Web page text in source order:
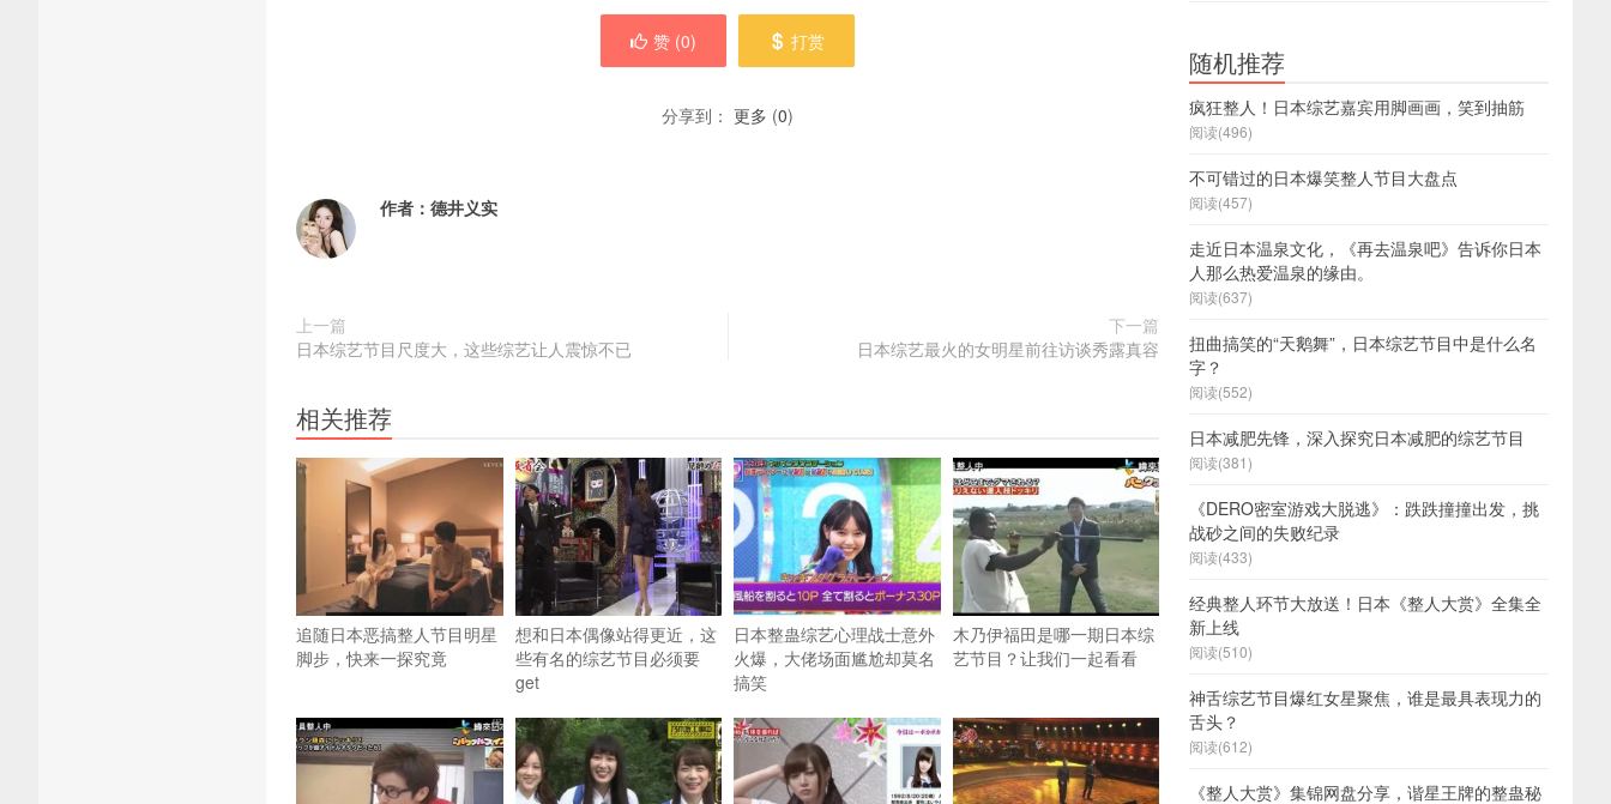
赞 (0) 打赏
分享到： 更多 (0)
作者： 德井义实
上一篇
日本综艺节目尺度大，这些综艺让人震惊不已
下一篇
日本综艺最火的女明星前往访谈秀露真容
相关推荐
追随日本恶搞整人节目明星
脚步，快来一探究竟
想和日本偶像站得更近，这
些有名的综艺节目必须要
get
日本整蛊综艺心理战士意外
火爆，大佬场面尴尬却莫名
搞笑
木乃伊福田是哪一期日本综
艺节目？让我们一起看看
随机推荐
疯狂整人！日本综艺嘉宾用脚画画，笑到抽筋
阅读(496)
不可错过的日本爆笑整人节目大盘点
阅读(457)
走近日本温泉文化，《再去温泉吧》告诉你日本
人那么热爱温泉的缘由。
阅读(637)
扭曲搞笑的“天鹅舞”，日本综艺节目中是什么名
字？
阅读(552)
日本减肥先锋，深入探究日本减肥的综艺节目
阅读(381)
《DERO密室游戏大脱逃》：跌跌撞撞出发，挑
战砂之间的失败纪录
阅读(433)
经典整人环节大放送！日本《整人大赏》全集全
新上线
阅读(510)
神舌综艺节目爆红女星聚焦，谁是最具表现力的
舌头？
阅读(612)
《整人大赏》集锦网盘分享，谐星王牌的整蛊秘